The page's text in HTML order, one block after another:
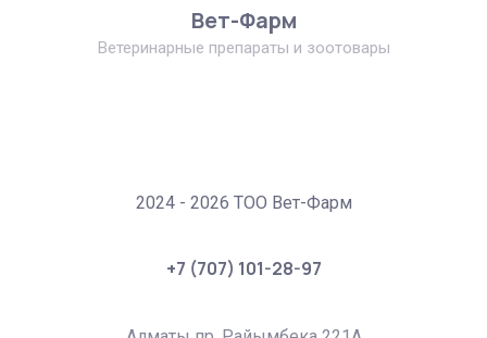
Вет-Фарм
Ветеринарные препараты и зоотовары
2024 - 2026 ТОО Вет-Фарм
+7 (707) 101-28-97